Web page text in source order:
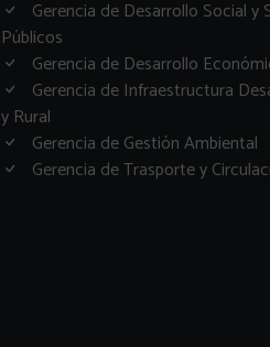
Gerencia de Desarrollo Social y
Públicos
Gerencia de Desarrollo
Gerencia de Infraestructura
y Rural
Gerencia de Gestión Ambiental
Gerencia de Trasporte y